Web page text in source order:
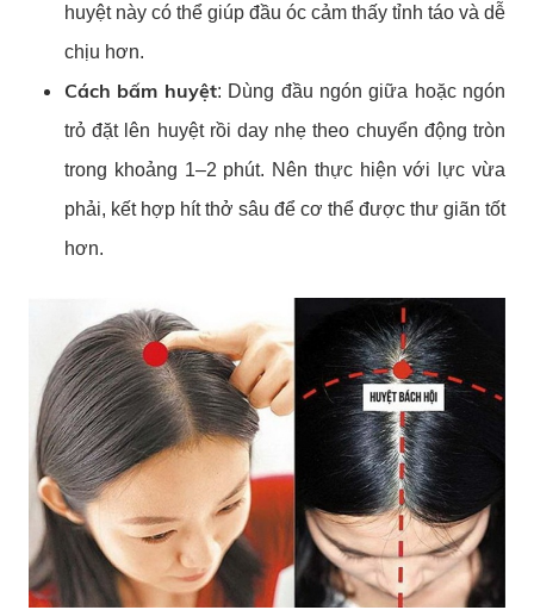
huyệt này có thể giúp đầu óc cảm thấy tỉnh táo và dễ
chịu hơn.
Cách bấm huyệt: Dùng đầu ngón giữa hoặc ngón
trỏ đặt lên huyệt rồi day nhẹ theo chuyển động tròn
trong khoảng 1–2 phút. Nên thực hiện với lực vừa
phải, kết hợp hít thở sâu để cơ thể được thư giãn tốt
hơn.